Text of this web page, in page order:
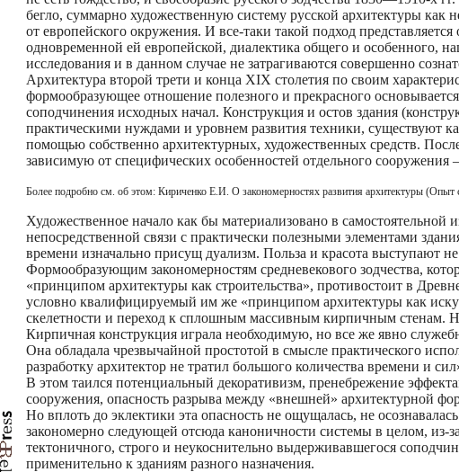
бегло, суммарно художественную систему русской архитектуры как
от европейского окружения. И все-таки такой подход
одновременной ей европейской, диалектика общего и особенного,
исследования и в данном случае не затрагиваются совершенно
Архитектура второй трети и конца XIX столетия по своим
формообразующее отношение полезного и прекрасного
соподчинения исходных начал. Конструкция и остов здания
практическими нуждами и уровнем развития техники, существуют
помощью собственно архитектурных, художественных средств.
зависимую от специфических особенностей отдельного сооружения
Более подробно см. об этом: Кириченко Е.И. О закономерностях развития архитектуры
Художественное начало как бы материализовано в
непосредственной связи с практически полезными элементами
времени изначально присущ дуализм. Польза и красота выступают
Формообразующим закономерностям средневекового зодчества,
«принципом архитектуры как строительства», противостоит в
условно квалифицируемый им же «принципом архитектуры как
скелетности и переход к сплошным массивным кирпичным стенам.
Кирпичная конструкция играла необходимую, но все же явно
Она обладала чрезвычайной простотой в смысле практического
разработку архитектор не тратил большого количества времени и
В этом таился потенциальный декоративизм, пренебрежение
сооружения, опасность разрыва между «внешней» архитектурной
Но вплоть до эклектики эта опасность не ощущалась, не
закономерно следующей отсюда каноничности системы в целом, из-
тектоничного, строго и неукоснительно выдерживавшегося
применительно к зданиям разного назначения.